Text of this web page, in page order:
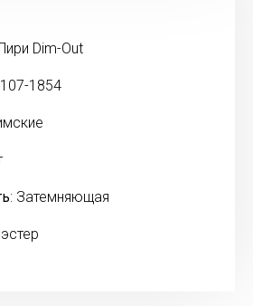
Dim-Out
1854
: Затемняющая